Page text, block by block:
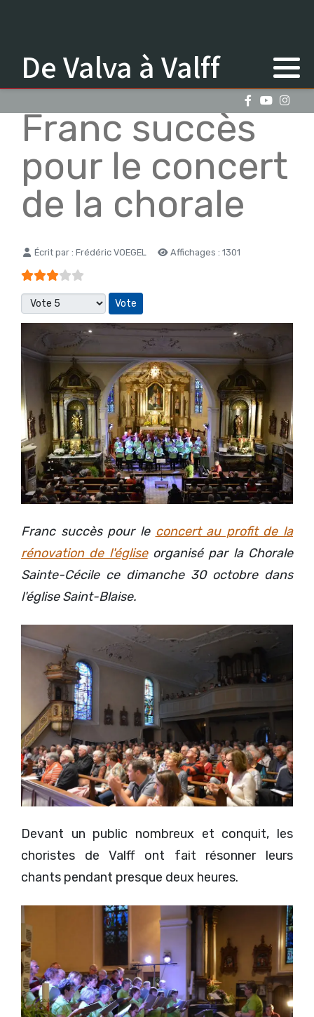
De Valva à Valff
Franc succès
pour le concert
de la chorale
Détails
Écrit par : Frédéric VOEGEL Affichages : 1301
Vote utilisateur:
Veuillez voter
Franc succès pour le concert au profit de la
rénovation de l'égliseorganisé par la Chorale
Sainte-Cécile ce dimanche 30 octobre dans
l'église Saint-Blaise.
Devant un public nombreux et conquit, les
choristes de Valff ont fait résonner leurs
chants pendant presque deux heures.